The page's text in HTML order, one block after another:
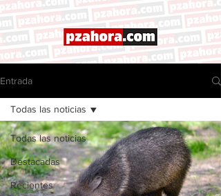
Entrada
Todas las noticias
Destacadas
Recientes
Todas las noticias